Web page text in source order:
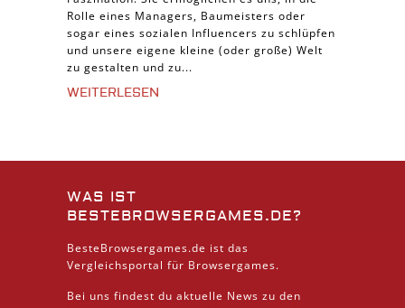
Rolle eines Managers, Baumeisters oder
sogar eines sozialen Influencers zu schlüpfen
und unsere eigene kleine (oder große) Welt
zu gestalten und zu...
WEITERLESEN
WAS IST
BESTEBROWSERGAMES.DE?
BesteBrowsergames.de ist das
Vergleichsportal für Browsergames.
Bei uns findest du aktuelle News zu den